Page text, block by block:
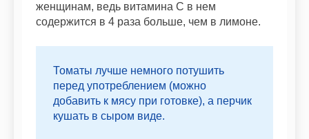
женщинам, ведь витамина С в нем
содержится в 4 раза больше, чем в лимоне.
Томаты лучше немного потушить
перед употреблением (можно
добавить к мясу при готовке), а перчик
кушать в сыром виде.